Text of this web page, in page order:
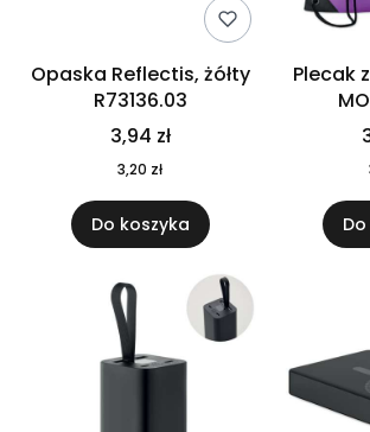
Opaska Reflectis, żółty
R73136.03
3,94 zł
3,20 zł
Do koszyka
Plecak